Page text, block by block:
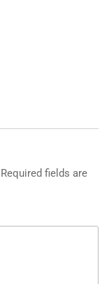
Required fields are